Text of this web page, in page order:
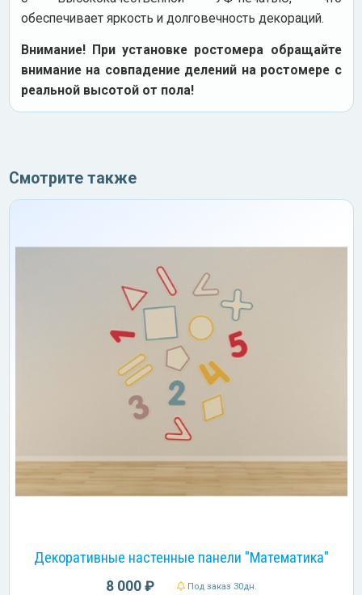
обеспечивает яркость и долговечность декораций.
Внимание! При установке ростомера обращайте
внимание на совпадение делений на ростомере с
реальной высотой от пола!
Смотрите также
Декоративные настенные панели "Математика"
8 000 ₽ Под заказ 30дн.